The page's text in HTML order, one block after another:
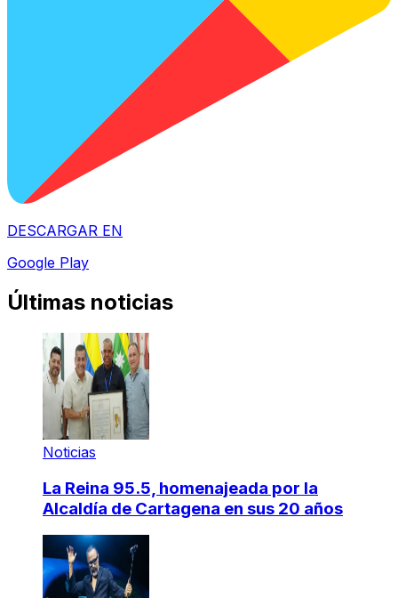
DESCARGAR EN
Google Play
Últimas noticias
Noticias
La Reina 95.5, homenajeada por la
Alcaldía de Cartagena en sus 20 años